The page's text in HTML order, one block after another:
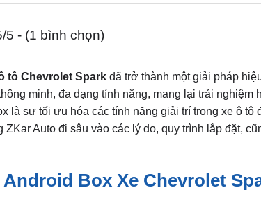
5 - (1 bình chọn)
tô Chevrolet Sparkđã trở thành một giải pháp
minh, đa dạng tính năng, mang lại trải
là sự tối ưu hóa các tính năng giải trí trong xe ô
ZKar Auto đi sâu vào các lý do, quy trình lắp đặt,
Box Xe Chevrolet